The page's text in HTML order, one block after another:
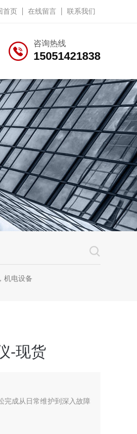
首页 在线留言 联系我们
咨询热线
15051421838
机电设备
-现货
完成从日常维护到深入故障